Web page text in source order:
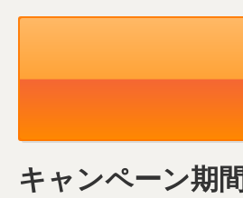
キャンペーン期